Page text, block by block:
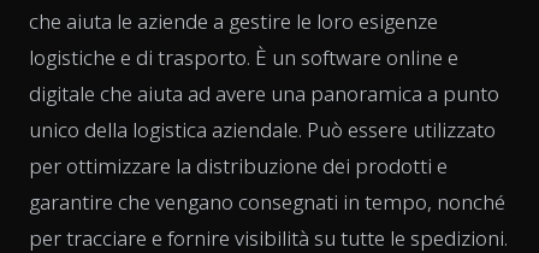
che aiuta le aziende a gestire le loro esigenze
logistiche e di trasporto. È un software online e
digitale che aiuta ad avere una panoramica a punto
unico della logistica aziendale. Può essere utilizzato
per ottimizzare la distribuzione dei prodotti e
garantire che vengano consegnati in tempo, nonché
per tracciare e fornire visibilità su tutte le spedizioni.